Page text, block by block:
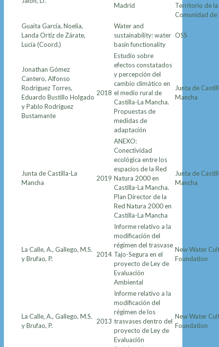
Madrid
Territorio de la
Comunidad
Guaita García, Noelia,
Landa Ortiz de Zárate,
Lucía (Coord.)
Water and
sustainability: water
basin functionality
OSS
Jonathan Gómez
Cantero, Alfonso
Rodríguez Torres,
Eduardo Bustillo Holgado
y Pablo Rodríguez
Bustamante
2018
Estudio sobre
efectos constatados
y percepción del
cambio climático en
el medio rural de
Castilla-La Mancha.
Propuestas de
medidas de
adaptación
Junta de
Mancha
Junta de Castilla-La
Mancha
2019
ANEXO:
Conectividad
ecológica entre los
espacios de la Red
Natura 2000 en
Castilla-La Mancha.
Plan Director de la
Red Natura 2000 en
Castilla-La Mancha
Junta de
Mancha
La Calle, A., Gallego, M.S.
y Brufao, P.
2014
Informe relativo a la
modificación del
régimen del trasvase
Tajo-Segura en el
proyecto de Ley de
Evaluación
Ambiental
New Water
Foundation
La Calle, A., Gallego, M.S.
y Brufao, P.
2013
Informe relativo a la
modificación del
régimen de los
trasvases dentro del
proyecto de Ley de
Evaluación
New Water
Foundation